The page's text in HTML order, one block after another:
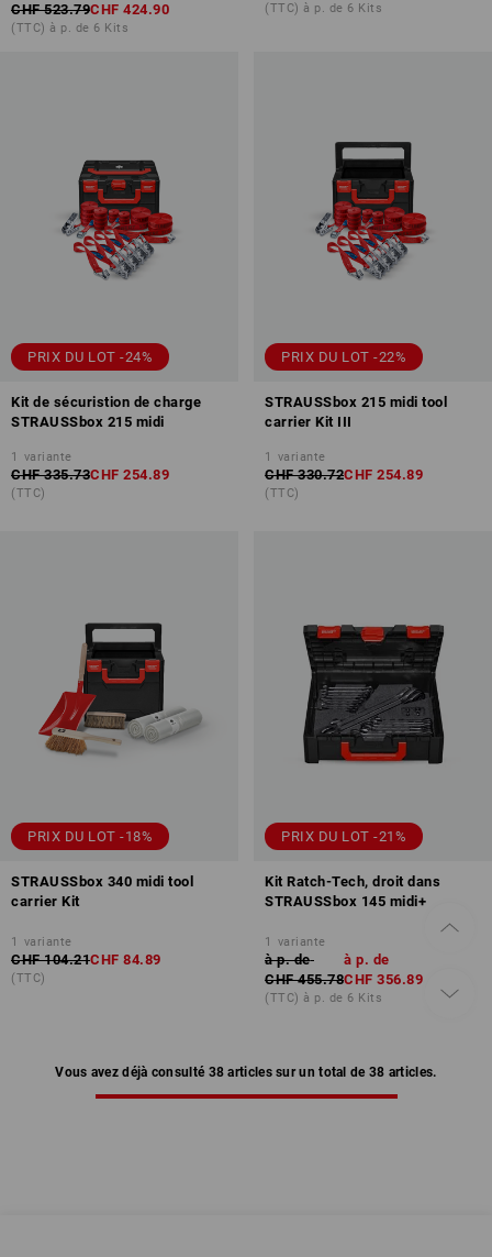
CHF 523.79CHF 424.90
(TTC) à p. de 6 Kits
(TTC) à p. de 6 Kits
PRIX DU LOT -24%
Kit de sécuristion de charge
STRAUSSbox 215 midi
1 variante
CHF 335.73CHF 254.89
(TTC)
PRIX DU LOT -22%
STRAUSSbox 215 midi tool
carrier Kit III
1 variante
CHF 330.72CHF 254.89
(TTC)
PRIX DU LOT -18%
STRAUSSbox 340 midi tool
carrier Kit
1 variante
CHF 104.21CHF 84.89
(TTC)
PRIX DU LOT -21%
Kit Ratch-Tech, droit dans
STRAUSSbox 145 midi+
1 variante
à p. de
CHF 455.78
à p. de
CHF 356.89
(TTC) à p. de 6 Kits
Vous avez déjà consulté 38 articles sur un total de 38 articles.